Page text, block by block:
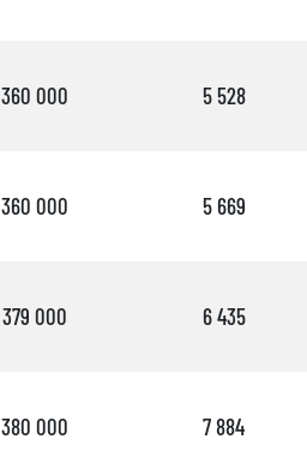
360 000 5 528
360 000 5 669
379 000 6 435
380 000 7 884